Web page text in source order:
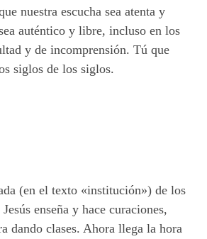
nuestra escucha sea atenta y
auténtico y libre, incluso en los
y de incomprensión. Tú que
siglos de los siglos.
(en el texto «institución») de los
enseña y hace curaciones,
dando clases. Ahora llega la hora